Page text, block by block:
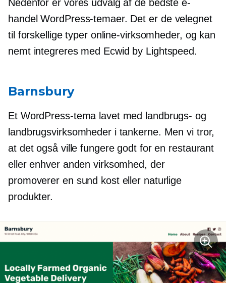
Nedenfor er vores udvalg af de bedste e-
handel WordPress-temaer. Det er de velegnet
til forskellige typer online-virksomheder, og kan
nemt integreres med Ecwid by Lightspeed.
Barnsbury
Et WordPress-tema lavet med landbrugs- og
landbrugsvirksomheder i tankerne. Men vi tror, ​​
at det også ville fungere godt for en restaurant
eller enhver anden virksomhed, der
promoverer en sund kost eller naturlige
produkter.